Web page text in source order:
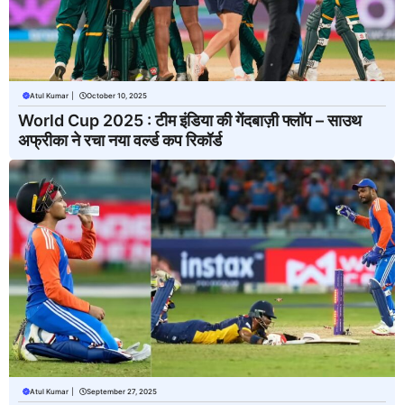
Atul Kumar October 10, 2025
World Cup 2025 : टीम इंडिया की गेंदबाज़ी फ्लॉप – साउथ
अफ्रीका ने रचा नया वर्ल्ड कप रिकॉर्ड
Atul Kumar September 27, 2025